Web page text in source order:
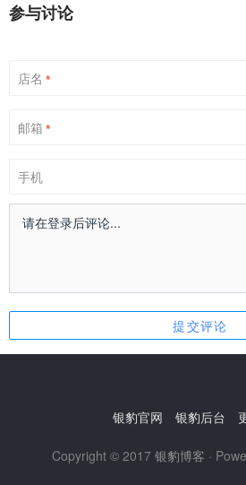
参与讨论
店名 *
邮箱 *
手机
银豹官网 银豹后台
Copyright © 2017 银豹博客 ·